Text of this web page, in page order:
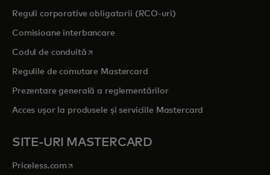
Reguli corporative obligatorii (RCO-uri)
Comisioane interbancare
Codul de conduităopens in a new tab
Regulile de comutare Mastercard
Prezentare generală a reglementărilor
Acces ușor la produsele și serviciile Mastercard
SITE-URI MASTERCARD
Priceless.com opens in a new tab